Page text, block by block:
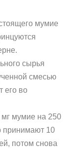
мумие
сырья
смесью
его во
мг мумие на 250
принимают 10
потом снова